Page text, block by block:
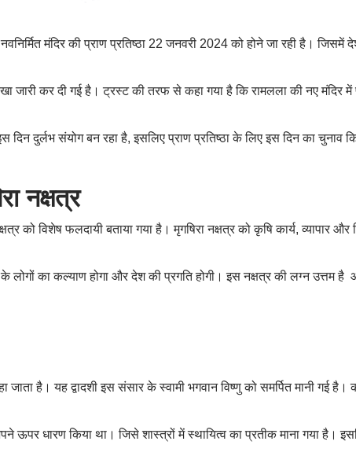
मंदिर की प्राण प्रतिष्‍ठा 22 जनवरी 2024 को होने जा रही है। जिसमें
जारी कर दी गई है। ट्रस्ट की तरफ से कहा गया है कि रामलला की नए मंदिर में
दिन दुर्लभ संयोग बन रहा है, इसलिए प्राण प्रतिष्ठा के लिए इस दिन का चुनाव
नक्षत्र
को विशेष फलदायी बताया गया है। मृगषिरा नक्षत्र को कृषि कार्य, व्‍यापार और
लोगों का कल्याण होगा और देश की प्रगति होगी। इस नक्षत्र की लग्न उत्तम है
है। यह द्वादशी इस संसार के स्वामी भगवान विष्णु को समर्पित मानी गई है।
ऊपर धारण किया था। जिसे शास्त्रों में स्‍थायित्‍व का प्रतीक माना गया है।